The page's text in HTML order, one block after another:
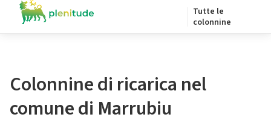
Tutte le
colonnine
Colonnine di ricarica nel
comune di Marrubiu